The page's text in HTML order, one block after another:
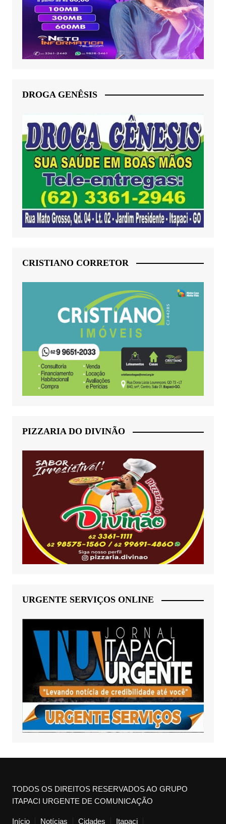
DROGA GENÊSIS
CRISTIANO CORRETOR
PIZZARIA DO DIVINÃO
URGENTE SERVIÇOS ONLINE
TODOS OS DIREITOS RESERVADOS AO GRUPO
ITAPACI URGENTE DE COMUNICAÇÃO
Início Notícias Cidades Itapaci